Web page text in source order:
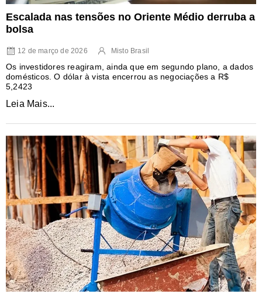
Escalada nas tensões no Oriente Médio derruba a
bolsa
12 de março de 2026 Misto Brasil
Os investidores reagiram, ainda que em segundo plano, a dados
domésticos. O dólar à vista encerrou as negociações a R$
5,2423
Leia Mais...